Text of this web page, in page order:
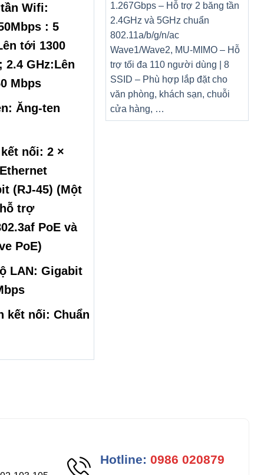
Wifi:
: 5
tới 1300
2.4 GHz:Lên
Mbps
Ăng-ten
nối: 2 ×
(RJ-45) (Một
trợ
PoE và
PoE)
LAN: Gigabit
kết nối: Chuẩn
1.267Gbps – Hỗ trợ 2 băng tần
2.4GHz và 5GHz chuẩn
802.11a/b/g/n/ac
Wave1/Wave2, MU-MIMO – Hỗ
trợ tối đa 110 người dùng | 8
SSID – Phù hợp lắp đặt cho
văn phòng, khách sạn, chuỗi
cửa hàng, …
Hotline: 0986 020879